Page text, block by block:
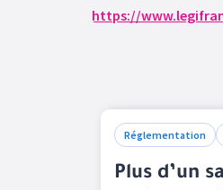
https://
Réglementation
Plus d’un